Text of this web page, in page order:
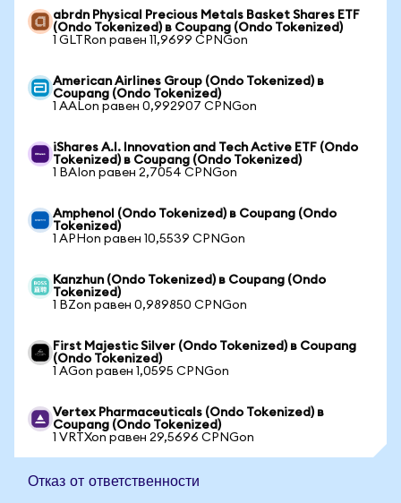
abrdn Physical Precious Metals Basket Shares ETF
(Ondo Tokenized) в Coupang (Ondo Tokenized)
1 GLTRon равен 11,9699 CPNGon
American Airlines Group (Ondo Tokenized) в
Coupang (Ondo Tokenized)
1 AALon равен 0,992907 CPNGon
iShares A.I. Innovation and Tech Active ETF (Ondo
Tokenized) в Coupang (Ondo Tokenized)
1 BAIon равен 2,7054 CPNGon
Amphenol (Ondo Tokenized) в Coupang (Ondo
Tokenized)
1 APHon равен 10,5539 CPNGon
Kanzhun (Ondo Tokenized) в Coupang (Ondo
Tokenized)
1 BZon равен 0,989850 CPNGon
First Majestic Silver (Ondo Tokenized) в Coupang
(Ondo Tokenized)
1 AGon равен 1,0595 CPNGon
Vertex Pharmaceuticals (Ondo Tokenized) в
Coupang (Ondo Tokenized)
1 VRTXon равен 29,5696 CPNGon
Отказ от ответственности